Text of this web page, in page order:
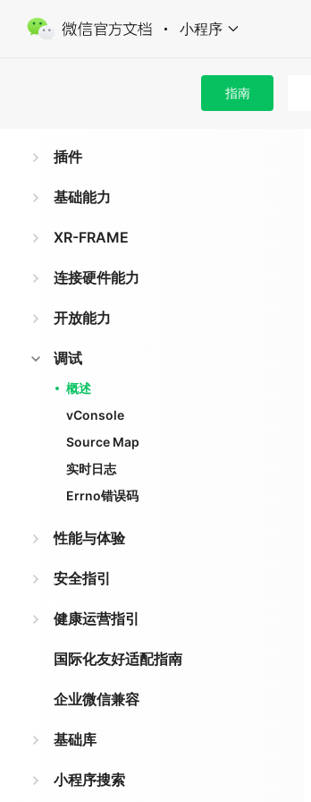
小程序
指南
Skyline 渲染引擎
插件
基础能力
XR-FRAME
连接硬件能力
开放能力
调试
概述
vConsole
Source Map
实时日志
Errno错误码
性能与体验
安全指引
健康运营指引
国际化友好适配指南
企业微信兼容
基础库
小程序搜索